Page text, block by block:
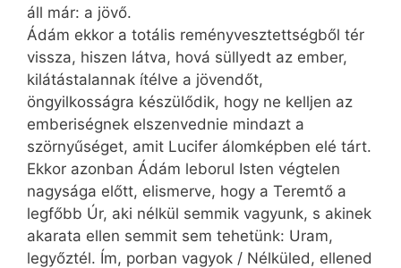
áll már: a jövő.
Ádám ekkor a totális reményvesztettségből tér
vissza, hiszen látva, hová süllyedt az ember,
kilátástalannak ítélve a jövendőt,
öngyilkosságra készülődik, hogy ne kelljen az
emberiségnek elszenvednie mindazt a
szörnyűséget, amit Lucifer álomképben elé tárt.
Ekkor azonban Ádám leborul Isten végtelen
nagysága előtt, elismerve, hogy a Teremtő a
legfőbb Úr, aki nélkül semmik vagyunk, s akinek
akarata ellen semmit sem tehetünk: Uram,
legyőztél. Ím, porban vagyok / Nélküled, ellened